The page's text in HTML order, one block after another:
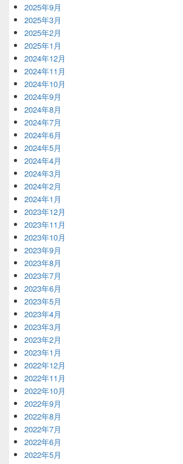
2025年9月
2025年3月
2025年2月
2025年1月
2024年12月
2024年11月
2024年10月
2024年9月
2024年8月
2024年7月
2024年6月
2024年5月
2024年4月
2024年3月
2024年2月
2024年1月
2023年12月
2023年11月
2023年10月
2023年9月
2023年8月
2023年7月
2023年6月
2023年5月
2023年4月
2023年3月
2023年2月
2023年1月
2022年12月
2022年11月
2022年10月
2022年9月
2022年8月
2022年7月
2022年6月
2022年5月